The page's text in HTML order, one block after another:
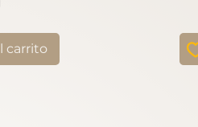
carrito